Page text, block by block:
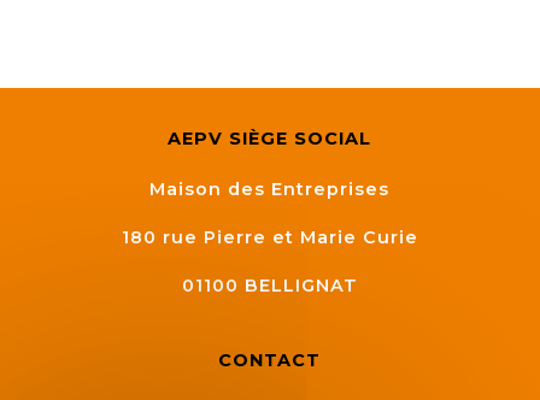
AEPV SIÈGE SOCIAL
Maison des Entreprises
180 rue Pierre et Marie Curie
01100 BELLIGNAT
CONTACT